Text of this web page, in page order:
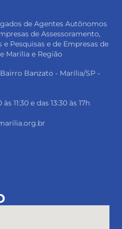
de Agentes Autônomos
de Assessoramento,
Pesquisas e de Empresas de
Marília e Região
Bairro Banzato - Marília/SP -
11:30 e das 13:30 às 17h